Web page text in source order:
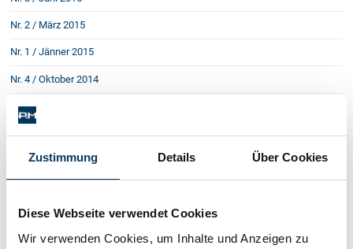
Zustimmung Details Über Cookies
Diese Webseite verwendet Cookies
Wir verwenden Cookies, um Inhalte und Anzeigen zu
Nr. 2 / März 2015
Nr. 1 / Jänner 2015
Nr. 4 / Oktober 2014
Nr. 3 / Juni 2014
Nr. 2 / März 2014
Nr. 1 / Jänner 2014
Nr. 2 / Juni 2013
Nr. 1 / März 2013